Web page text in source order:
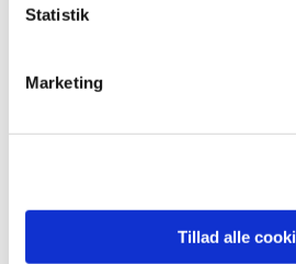
Statistik
Marketing
Tillad alle
Bemærk at man kun kan få
fuldmagt.